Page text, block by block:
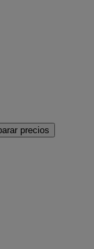
precios